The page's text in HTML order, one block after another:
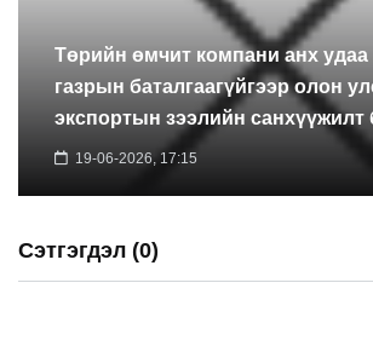
Төрийн өмчит компани анх удаа
газрын баталгаагүйгээр олон
экспортын зээлийн санхүүжилт
19-06-2026, 17:15
Сэтгэгдэл (0)